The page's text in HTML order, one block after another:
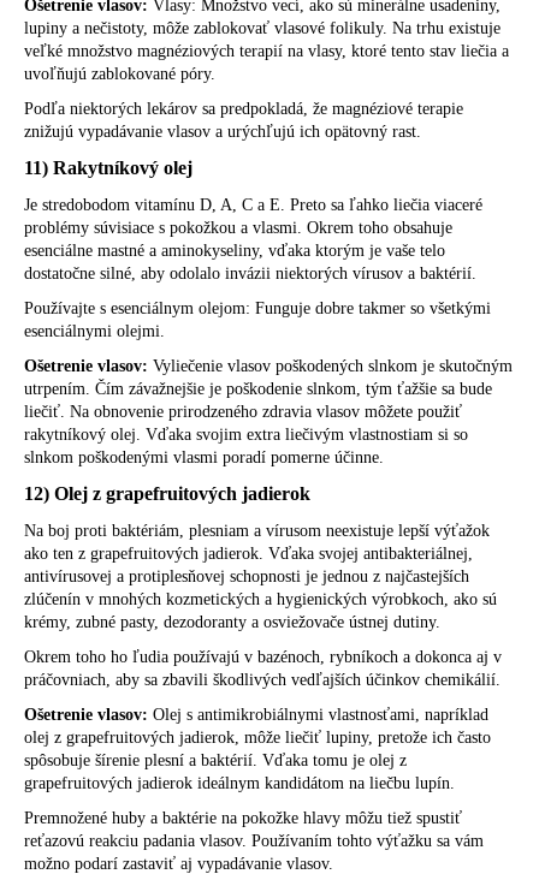
Ošetrenie vlasov: Vlasy: Množstvo vecí, ako sú minerálne usadeniny,
lupiny a nečistoty, môže zablokovať vlasové folikuly. Na trhu existuje
veľké množstvo magnéziových terapií na vlasy, ktoré tento stav liečia a
uvoľňujú zablokované póry.
Podľa niektorých lekárov sa predpokladá, že magnéziové terapie
znižujú vypadávanie vlasov a urýchľujú ich opätovný rast.
11) Rakytníkový olej
Je stredobodom vitamínu D, A, C a E. Preto sa ľahko liečia viaceré
problémy súvisiace s pokožkou a vlasmi. Okrem toho obsahuje
esenciálne mastné a aminokyseliny, vďaka ktorým je vaše telo
dostatočne silné, aby odolalo invázii niektorých vírusov a baktérií.
Používajte s esenciálnym olejom: Funguje dobre takmer so všetkými
esenciálnymi olejmi.
Ošetrenie vlasov: Vyliečenie vlasov poškodených slnkom je skutočným
utrpením. Čím závažnejšie je poškodenie slnkom, tým ťažšie sa bude
liečiť. Na obnovenie prirodzeného zdravia vlasov môžete použiť
rakytníkový olej. Vďaka svojim extra liečivým vlastnostiam si so
slnkom poškodenými vlasmi poradí pomerne účinne.
12) Olej z grapefruitových jadierok
Na boj proti baktériám, plesniam a vírusom neexistuje lepší výťažok
ako ten z grapefruitových jadierok. Vďaka svojej antibakteriálnej,
antivírusovej a protiplesňovej schopnosti je jednou z najčastejších
zlúčenín v mnohých kozmetických a hygienických výrobkoch, ako sú
krémy, zubné pasty, dezodoranty a osviežovače ústnej dutiny.
Okrem toho ho ľudia používajú v bazénoch, rybníkoch a dokonca aj v
práčovniach, aby sa zbavili škodlivých vedľajších účinkov chemikálií.
Ošetrenie vlasov: Olej s antimikrobiálnymi vlastnosťami, napríklad
olej z grapefruitových jadierok, môže liečiť lupiny, pretože ich často
spôsobuje šírenie plesní a baktérií. Vďaka tomu je olej z
grapefruitových jadierok ideálnym kandidátom na liečbu lupín.
Premnožené huby a baktérie na pokožke hlavy môžu tiež spustiť
reťazovú reakciu padania vlasov. Používaním tohto výťažku sa vám
možno podarí zastaviť aj vypadávanie vlasov.